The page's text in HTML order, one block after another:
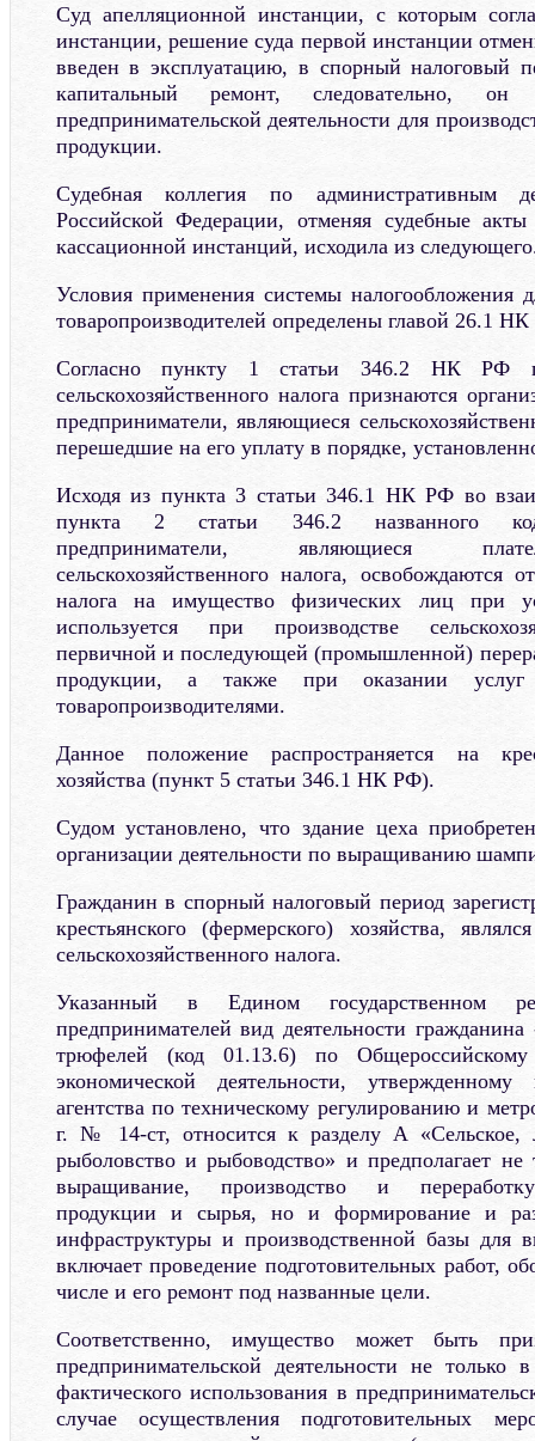
Суд апелляционной инстанции, с которым
инстанции, решение суда первой инстанции
введен в эксплуатацию, в спорный налоговый
капитальный ремонт, следовательно,
предпринимательской деятельности для
продукции.
Судебная коллегия по административным
Российской Федерации, отменяя судебные
кассационной инстанций, исходила из
Условия применения системы налогообложения
товаропроизводителей определены главой 26.1
Согласно пункту 1 статьи 346.2 НК РФ
сельскохозяйственного налога признаются
предприниматели, являющиеся
перешедшие на его уплату в порядке,
Исходя из пункта 3 статьи 346.1 НК РФ во
пункта 2 статьи 346.2 названного
предприниматели, являющиеся
сельскохозяйственного налога, освобождаются
налога на имущество физических лиц при
используется при производстве
первичной и последующей (промышленной)
продукции, а также при оказании услуг
товаропроизводителями.
Данное положение распространяется на
хозяйства (пункт 5 статьи 346.1 НК РФ).
Судом установлено, что здание цеха
организации деятельности по выращиванию
Гражданин в спорный налоговый период
крестьянского (фермерского) хозяйства,
сельскохозяйственного налога.
Указанный в Едином государственном
предпринимателей вид деятельности
трюфелей (код 01.13.6) по Общероссийскому
экономической деятельности, утвержденному
агентства по техническому регулированию и
г. № 14-ст, относится к разделу А «Сельское,
рыболовство и рыбоводство» и предполагает не
выращивание, производство и переработку
продукции и сырья, но и формирование и
инфраструктуры и производственной базы для
включает проведение подготовительных работ,
числе и его ремонт под названные цели.
Соответственно, имущество может быть
предпринимательской деятельности не
фактического использования в
случае осуществления подготовительных